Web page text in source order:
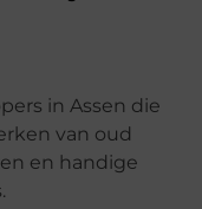
in Assen die
van oud
en handige